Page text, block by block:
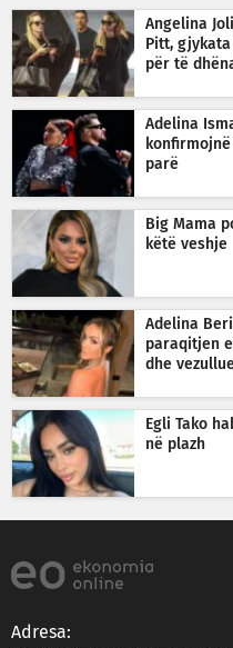
Angelina
Pitt,
për të
Adelina
parë
Big Mama
këtë veshje
Adelina
paraqitjen
dhe
Egli Tako
në plazh
Adresa: